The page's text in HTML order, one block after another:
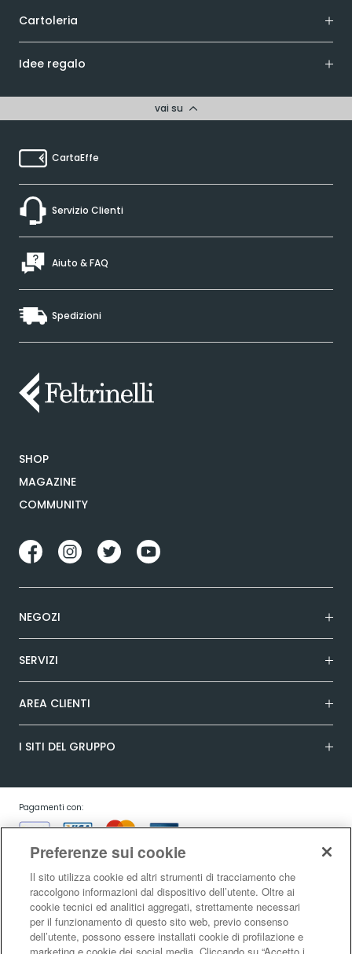
Cartoleria
Idee regalo
vai su
CartaEffe
Servizio Clienti
Aiuto & FAQ
Spedizioni
SHOP
MAGAZINE
COMMUNITY
NEGOZI
SERVIZI
AREA CLIENTI
I SITI DEL GRUPPO
Pagamenti con:
Garanzia:
Preferenze sui cookie
Il sito utilizza cookie ed altri strumenti di tracciamento che
raccolgono informazioni dal dispositivo dell’utente. Oltre ai
cookie tecnici ed analitici aggregati, strettamente necessari
per il funzionamento di questo sito web, previo consenso
dell’utente, possono essere installati cookie di profilazione e